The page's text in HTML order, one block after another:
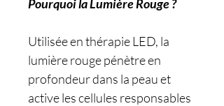
Pourquoi la Lumière Rouge ?
Utilisée en thérapie LED, la
lumière rouge pénètre en
profondeur dans la peau et
active les cellules responsables